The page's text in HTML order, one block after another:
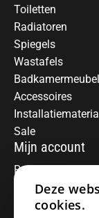
Toiletten
Radiatoren
Spiegels
Wastafels
Accessoires
Sale
Mijn account
Registreren
Mijn bestellingen
Informatie
Deze
cookies.